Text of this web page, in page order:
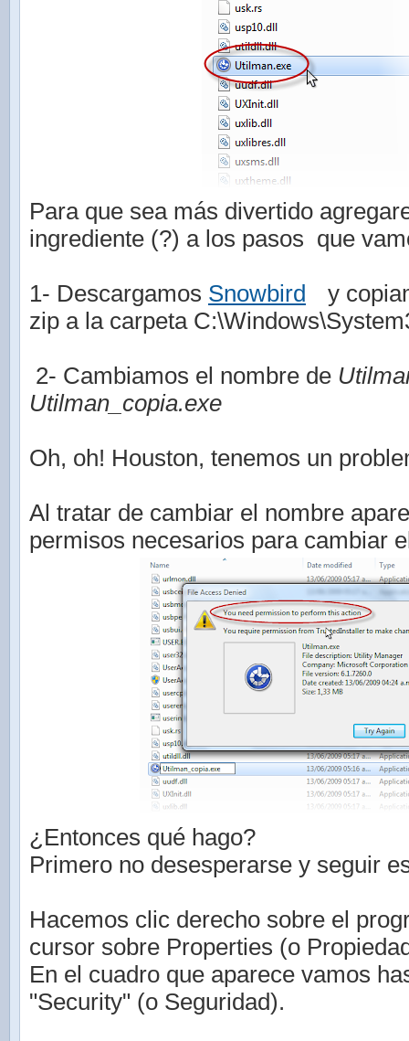
Para que sea más divertido
ingrediente (?) a los pasos que
1- Descargamos Snowbird
y
zip a la carpeta
2- Cambiamos el nombre de
Utilman_copia.exe
Oh, oh! Houston, tenemos un
Al tratar de cambiar el nombre
permisos necesarios para cambiar
¿Entonces qué hago?
Primero no desesperarse y seguir
Hacemos clic derecho sobre el
cursor sobre Properties (o
En el cuadro que aparece vamos
"Security" (o Seguridad).